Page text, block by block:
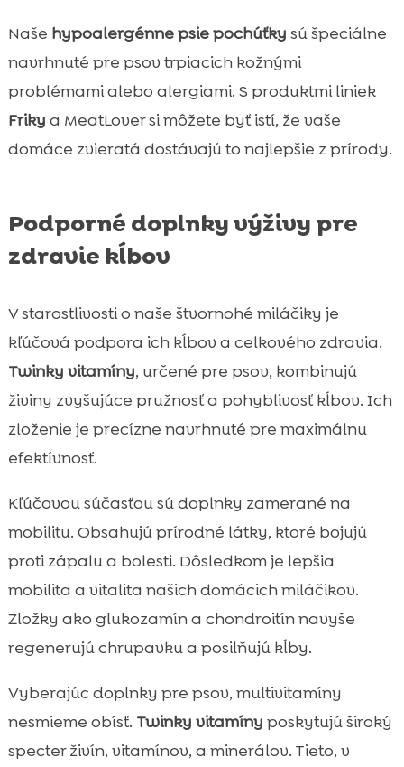
Naše hypoalergénne psie pochúťky sú špeciálne
navrhnuté pre psov trpiacich kožnými
problémami alebo alergiami. S produktmi liniek
Friky a MeatLover si môžete byť istí, že vaše
domáce zvieratá dostávajú to najlepšie z prírody.
Podporné doplnky výživy pre
zdravie kĺbov
V starostlivosti o naše štvornohé miláčiky je
kľúčová podpora ich kĺbov a celkového zdravia.
Twinky vitamíny, určené pre psov, kombinujú
živiny zvyšujúce pružnosť a pohyblivosť kĺbov. Ich
zloženie je precízne navrhnuté pre maximálnu
efektívnosť.
Kľúčovou súčasťou sú doplnky zamerané na
mobilitu. Obsahujú prírodné látky, ktoré bojujú
proti zápalu a bolesti. Dôsledkom je lepšia
mobilita a vitalita našich domácich miláčikov.
Zložky ako glukozamín a chondroitín navyše
regenerujú chrupavku a posilňujú kĺby.
Vyberajúc doplnky pre psov, multivitamíny
nesmieme obísť. Twinky vitamíny poskytujú široký
specter živín, vitamínov, a minerálov. Tieto, v